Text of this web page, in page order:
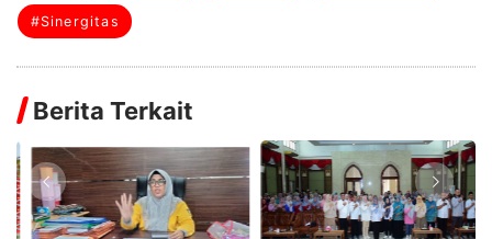
#Sinergitas
Berita Terkait